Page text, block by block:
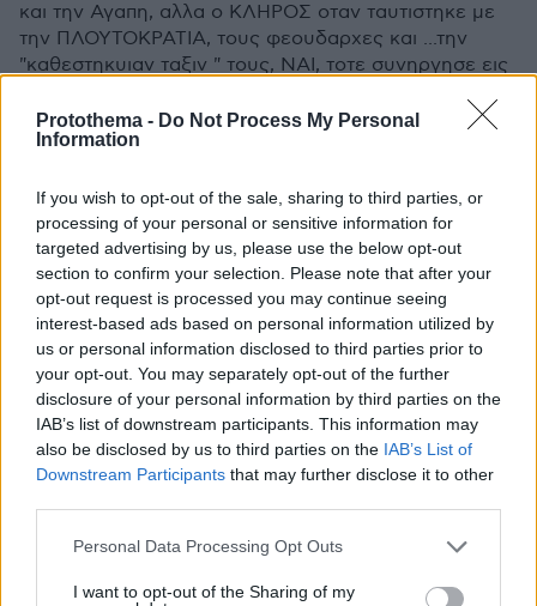
Protothema - Do Not Process My Personal
Information
If you wish to opt-out of the sale, sharing to third parties, or
processing of your personal or sensitive information for
targeted advertising by us, please use the below opt-out
section to confirm your selection. Please note that after your
opt-out request is processed you may continue seeing
interest-based ads based on personal information utilized by
us or personal information disclosed to third parties prior to
your opt-out. You may separately opt-out of the further
disclosure of your personal information by third parties on the
IAB’s list of downstream participants. This information may
also be disclosed by us to third parties on the IAB’s List of
Downstream Participants that may further disclose it to other
Please note that this website/app uses one or more Google
not limited to your visit or usage behaviour. You may click to
Personal Data Processing Opt Outs
I want to opt-out of the Sharing of my
και την Αγαπη, αλλα ο ΚΛΗΡΟΣ οταν ταυτιστηκε με
την ΠΛΟΥΤΟΚΡΑΤΙΑ, τους φεουδαρχες και ...την
"καθεστηκυιαν ταξιν " τους, ΝΑΙ, τοτε συνηργησε εις
ανθρωπων. Οταν ενθυμουμαι την υπο του Κυριου
ΚΑΤΑΔΙΚΗΝ της ΥΠΟΚΡΙΣΙΑΣ των Φαρισαιων, ΝΑΙ,
ΑΠΑΝΤΗΣΗ
Othelos
29.05.2016, 20:17
Αρκετα με τη θρηςκεια που μονο συμφέροντα
εξυπηρετεί και εχει στο ενεργητικό της τα
μεγαλύτερα εγκλήματα στην Ανθρωπότητα. Ειναι
ταγμένη,στη χειραγώγηση των ανθρώπων χωρίς
καμια αναστολή. Θα επρεπε η Αγία Σοφια να γινει το
καλυτερο night club της Ευρώπης να διασκεδάζει ο
κόσμος. Η ζωη ειναι λίγη !!!
Κε Λιάκο, Φίλη, Ρεπούση διαβάστε.....